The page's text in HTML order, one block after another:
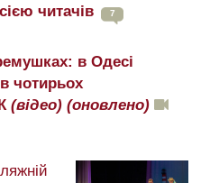
читачів
7
в Одесі
чотирьох
(відео) (оновлено)